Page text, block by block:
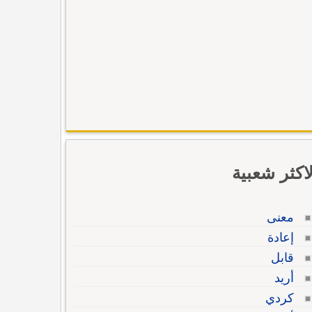
شعبية
معنى
إعادة
قابل
أريد
كردي